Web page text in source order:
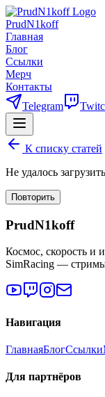
PrudN1koff
Главная
Блог
Ссылки
Мерч
Контакты
Telegram
К списку статей
Не удалось
Повторить
PrudN1koff
Космос, скорость и
SimRacing —
Навигация
ГлавнаяБлогСсылки
Для партнёров